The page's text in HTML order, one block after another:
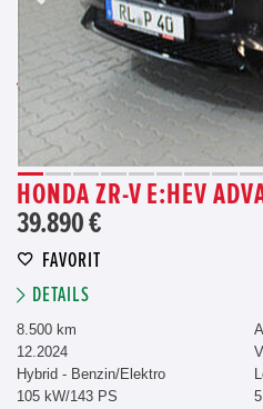
HONDA ZR-V E:HEV
39.890 €
FAVORIT
DETAILS
8.500 km
12.2024
Hybrid - Benzin/Elektro
105 kW/143 PS